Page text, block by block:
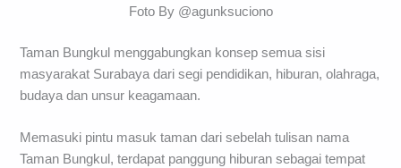
Foto By @agunksuciono
Taman Bungkul menggabungkan konsep semua sisi
masyarakat Surabaya dari segi pendidikan, hiburan, olahraga,
budaya dan unsur keagamaan.
Memasuki pintu masuk taman dari sebelah tulisan nama
Taman Bungkul, terdapat panggung hiburan sebagai tempat